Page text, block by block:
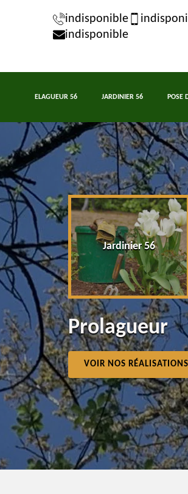
indisponible
indisponible
ELAGUEUR 56 JARDINIER 56 POSE
56 Jardinier 56
Prolagueur
VOIR NOS RÉALISATIONS